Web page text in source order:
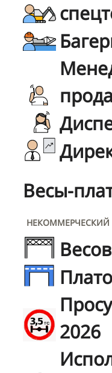
Весы-
НЕКОММЕРЧЕСКИЙ
2026